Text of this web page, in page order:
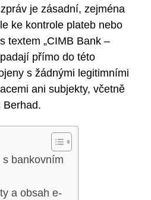
je zásadní, zejména
ke kontrole plateb nebo
textem „CIMB Bank –
přímo do této
s žádnými legitimními
ani subjekty, včetně
Berhad.
bankovním
a obsah e-